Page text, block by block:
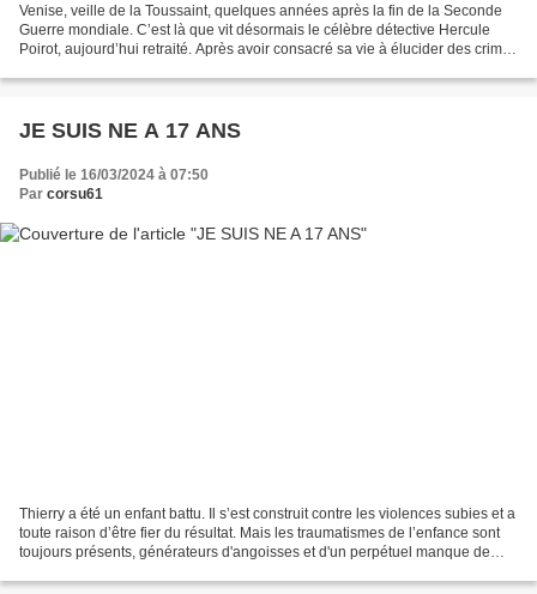
Venise, veille de la Toussaint, quelques années après la fin de la Seconde
Guerre mondiale. C’est là que vit désormais le célèbre détective Hercule
Poirot, aujourd’hui retraité. Après avoir consacré sa vie à élucider des crimes
JE SUIS NE A 17 ANS
Publié le 16/03/2024 à 07:50
Par corsu61
Thierry a été un enfant battu. Il s’est construit contre les violences subies et a
toute raison d’être fier du résultat. Mais les traumatismes de l’enfance sont
toujours présents, générateurs d'angoisses et d'un perpétuel manque de